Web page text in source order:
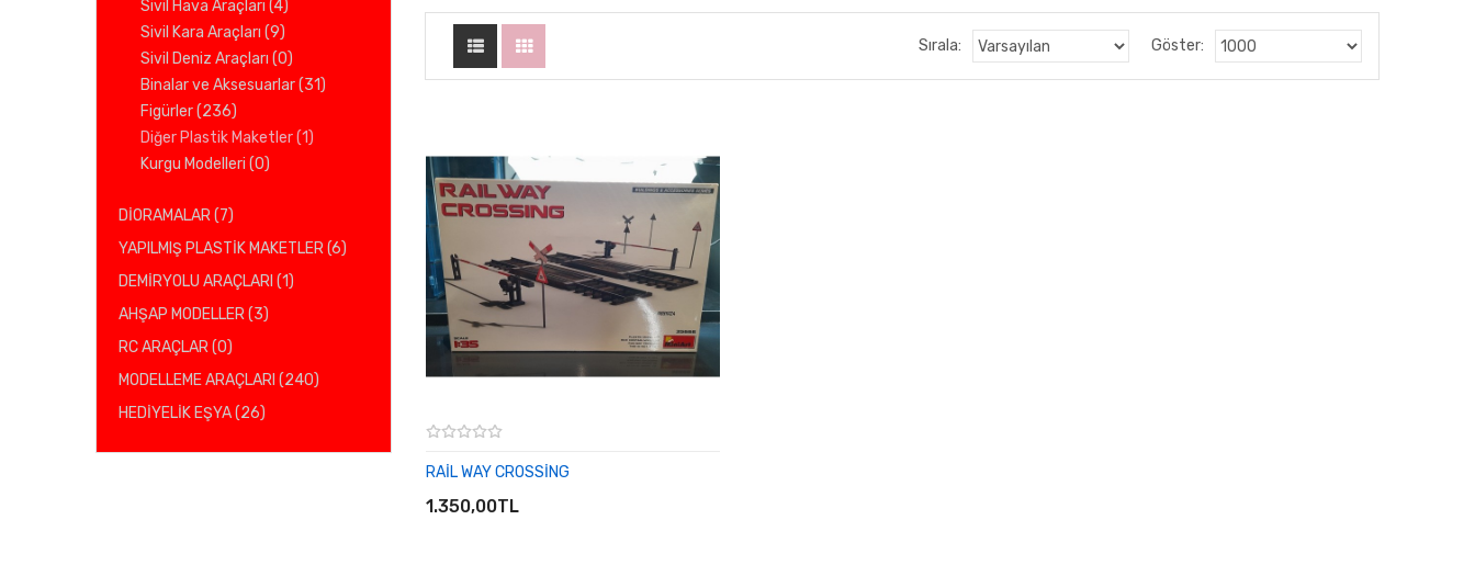
Sivil Hava Araçları (4)
Sivil Kara Araçları (9)
Sivil Deniz Araçları (0)
Binalar ve Aksesuarlar (31)
Figürler (236)
Diğer Plastik Maketler (1)
Kurgu Modelleri (0)
DİORAMALAR (7)
YAPILMIŞ PLASTİK MAKETLER (6)
DEMİRYOLU ARAÇLARI (1)
AHŞAP MODELLER (3)
RC ARAÇLAR (0)
MODELLEME ARAÇLARI (240)
HEDİYELİK EŞYA (26)
Sırala: Göster:
RAİL WAY CROSSİNG
1.350,00TL